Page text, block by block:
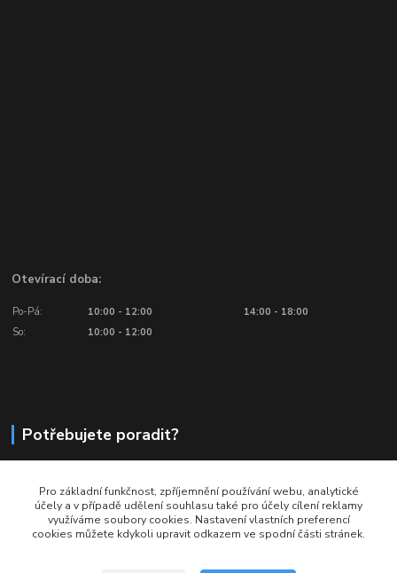
Otevírací doba:
Po-Pá: 10:00 - 12:00
14:00 - 18:00
So:
10:00 - 12:00
Potřebujete poradit?
Volejte: Po - Pá (10:00 - 18:00)
info@ragbyobchod.cz
Pro základní funkčnost, zpříjemnění používání webu, analytické
účely a v případě udělení souhlasu také pro účely cílení reklamy
využíváme soubory cookies. Nastavení vlastních preferencí
cookies můžete kdykoli upravit odkazem ve spodní části stránek.